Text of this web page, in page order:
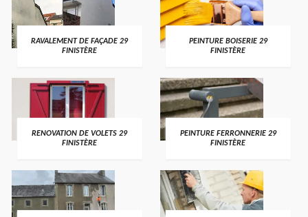
RAVALEMENT DE FAÇADE 29
FINISTÈRE
PEINTURE BOISERIE 29
FINISTÈRE
RENOVATION DE VOLETS 29
FINISTÈRE
PEINTURE FERRONNERIE 29
FINISTÈRE